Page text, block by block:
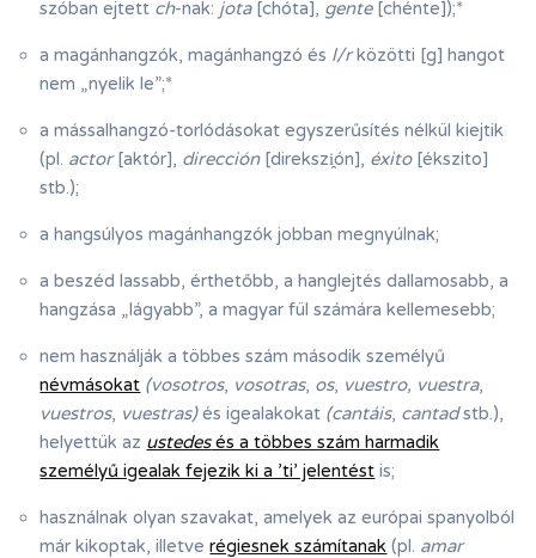
szóban ejtett ch-nak: jota[chóta], gente[chénte]);*
a magánhangzók, magánhangzó és l/rközötti [g] hangot
nem „nyelik le”;*
a mássalhangzó-torlódásokat egyszerűsítés nélkül kiejtik
(pl. actor[aktór], dirección[direkszi̯ón], éxito[ékszito]
stb.);
a hangsúlyos magánhangzók jobban megnyúlnak;
a beszéd lassabb, érthetőbb, a hanglejtés dallamosabb, a
hangzása „lágyabb”, a magyar fül számára kellemesebb;
nem használják a többes szám második személyű
névmásokat (vosotros, vosotras, os, vuestro, vuestra,
vuestros, vuestras)és igealakokat (cantáis, cantadstb.),
helyettük az ustedesés a többes szám harmadik
személyű igealak fejezik ki a ’ti’ jelentést is;
használnak olyan szavakat, amelyek az európai spanyolból
már kikoptak, illetverégiesnek számítanak (pl. amar